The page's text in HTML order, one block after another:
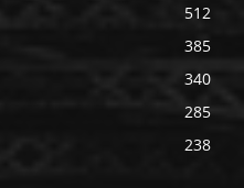
512
385
340
285
238